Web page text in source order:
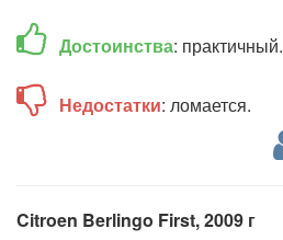
Достоинства: практичный.
Недостатки: ломается.
Citroen Berlingo First, 2009 г